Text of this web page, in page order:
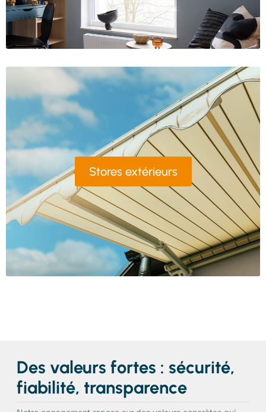
Stores extérieurs
Des valeurs fortes : sécurité,
fiabilité, transparence